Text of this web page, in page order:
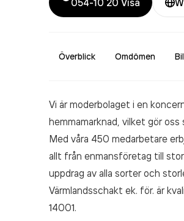
054-10 20 Visa
Överblick Omdömen
Vi är moderbolaget i en
hemmamarknad, vilket gör
Med våra 450 medarbetare
allt från enmansföretag till
uppdrag av alla sorter och
Värmlandsschakt ek. för. är
14001.